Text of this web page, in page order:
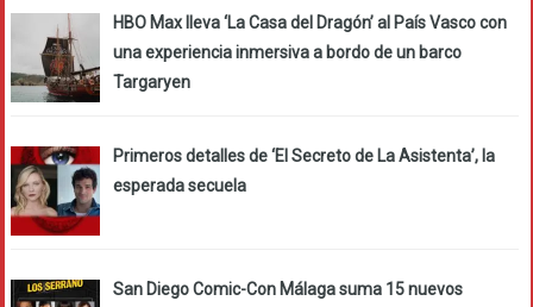
HBO Max lleva ‘La Casa del Dragón’ al País Vasco con
una experiencia inmersiva a bordo de un barco
Targaryen
Primeros detalles de ‘El Secreto de La Asistenta’, la
esperada secuela
San Diego Comic-Con Málaga suma 15 nuevos